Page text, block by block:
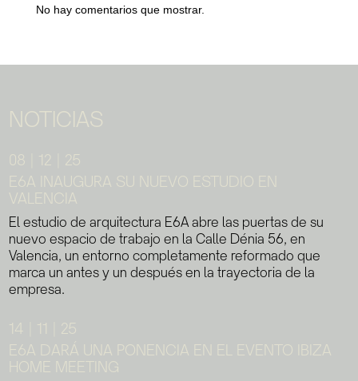
No hay comentarios que mostrar.
NOTICIAS
E6A INAUGURA SU NUEVO ESTUDIO EN
VALENCIA
08 | 12 | 25
El estudio de arquitectura E6A abre las puertas de su
nuevo espacio de trabajo en la Calle Dénia 56, en
Valencia, un entorno completamente reformado que
marca un antes y un después en la trayectoria de la
empresa.
E6A DARÁ UNA PONENCIA EN EL EVENTO IBIZA
HOME MEETING
14 | 11 | 25